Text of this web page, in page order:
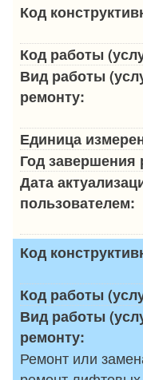
Код
Код работы
Вид работы
ремонту:
Единица
Год завершения
Дата
пользователем:
Код
Код работы
Вид работы
ремонту:
Ремонт или